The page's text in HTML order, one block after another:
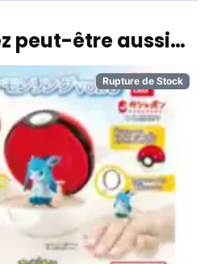
peut-être aussi…
Rupture de Stock